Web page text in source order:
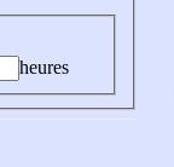
heures